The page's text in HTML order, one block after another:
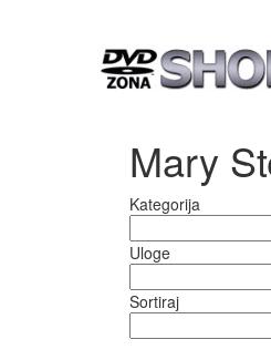
Mary
Kategorija
Uloge
Sortiraj